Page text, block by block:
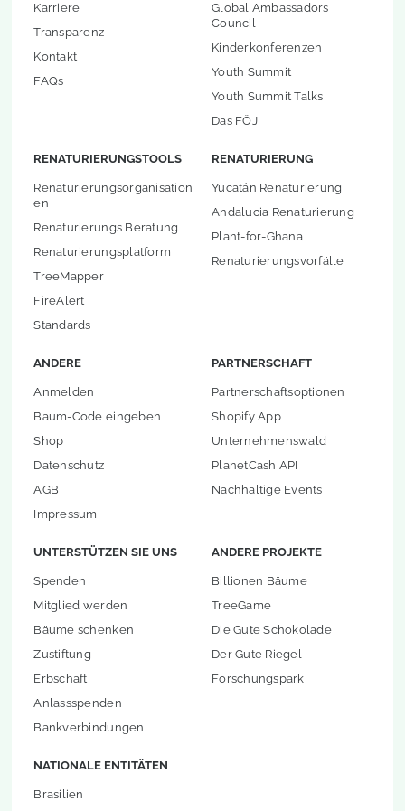
Karriere
Transparenz
Kontakt
FAQs
Global Ambassadors
Council
Kinderkonferenzen
Youth Summit
Youth Summit Talks
Das FÖJ
RENATURIERUNGSTOOLS
Renaturierungsorganisation
en
Renaturierungs Beratung
Renaturierungsplatform
TreeMapper
FireAlert
Standards
RENATURIERUNG
Yucatán Renaturierung
Andalucia Renaturierung
Plant-for-Ghana
Renaturierungsvorfälle
ANDERE
Anmelden
Baum-Code eingeben
Shop
Datenschutz
AGB
Impressum
PARTNERSCHAFT
Partnerschaftsoptionen
Shopify App
Unternehmenswald
PlanetCash API
Nachhaltige Events
UNTERSTÜTZEN SIE UNS
Spenden
Mitglied werden
Bäume schenken
Zustiftung
Erbschaft
Anlassspenden
Bankverbindungen
ANDERE PROJEKTE
Billionen Bäume
TreeGame
Die Gute Schokolade
Der Gute Riegel
Forschungspark
NATIONALE ENTITÄTEN
Brasilien